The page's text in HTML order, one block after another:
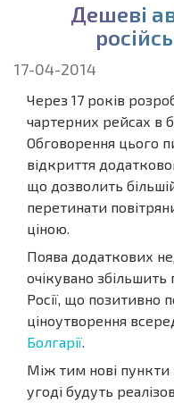
Дешеві а
російсь
17-04-2014
Через 17 років
чартерних рейсах в
Обговорення цього
відкриття
що дозволить
перетинати
ціною.
Поява додаткових
очікувано збільшить
Росії, що позитивно
ціноутворення
Болгарії.
Між тим нові
угоді будуть